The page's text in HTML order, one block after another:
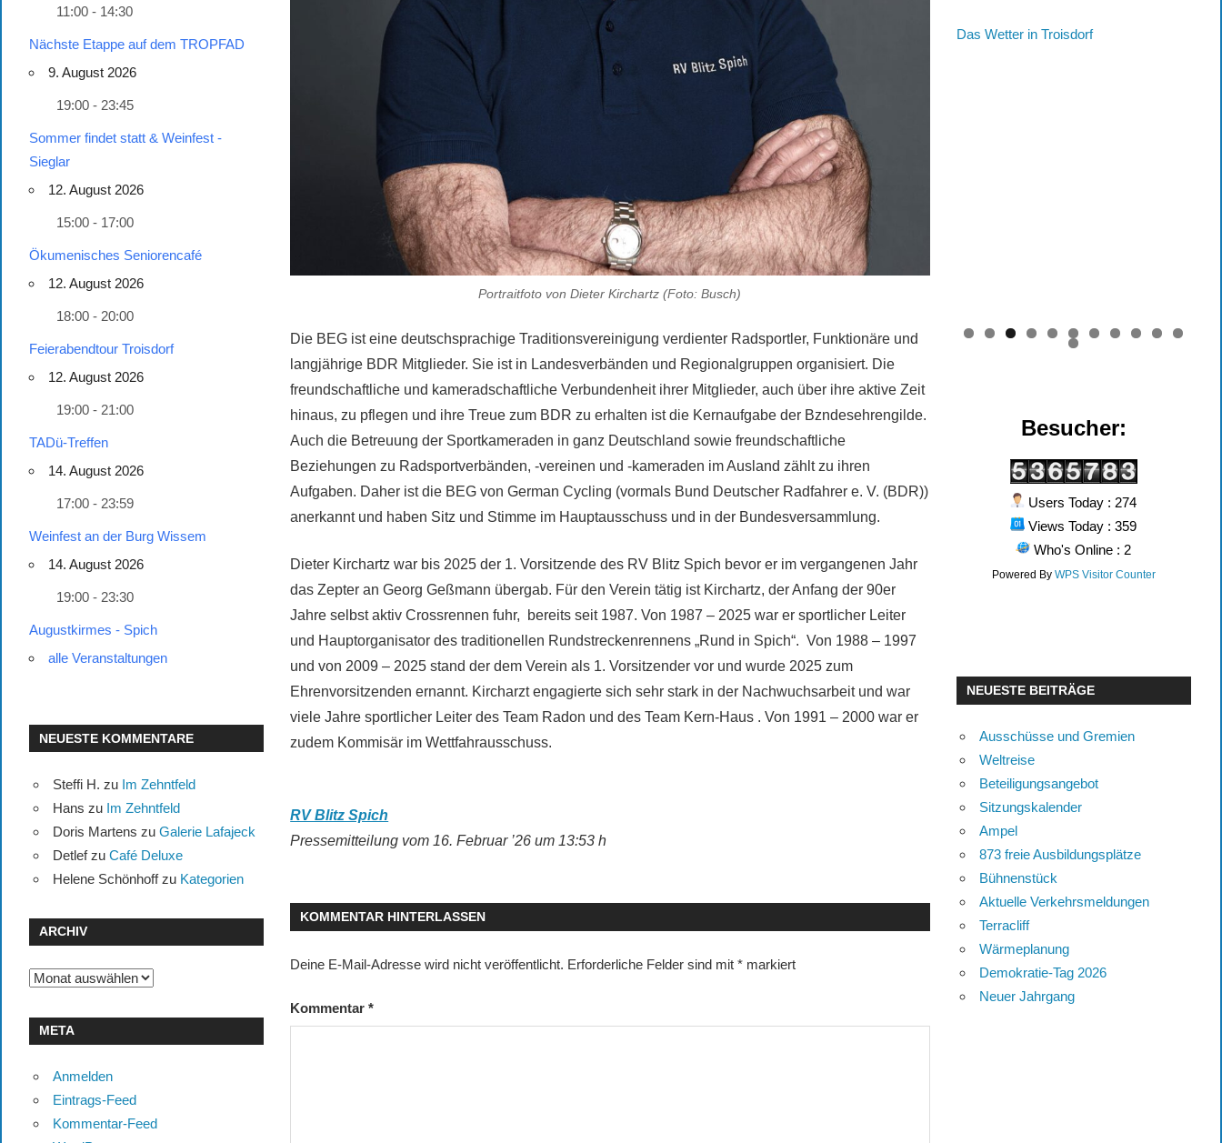
Portraitfoto von Dieter Kirchartz (Foto: Busch)
Die BEG ist eine deutschsprachige Traditionsvereinigung verdienter Radsportler, Funktionäre und
langjährige BDR Mitglieder. Sie ist in Landesverbänden und Regionalgruppen organisiert. Die
freundschaftliche und kameradschaftliche Verbundenheit ihrer Mitglieder, auch über ihre aktive Zeit
hinaus, zu pflegen und ihre Treue zum BDR zu erhalten ist die Kernaufgabe der Bzndesehrengilde.
Auch die Betreuung der Sportkameraden in ganz Deutschland sowie freundschaftliche
Beziehungen zu Radsportverbänden, -vereinen und -kameraden im Ausland zählt zu ihren
Aufgaben. Daher ist die BEG von German Cycling (vormals Bund Deutscher Radfahrer e. V. (BDR))
anerkannt und haben Sitz und Stimme im Hauptausschuss und in der Bundesversammlung.
Dieter Kirchartz war bis 2025 der 1. Vorsitzende des RV Blitz Spich bevor er im vergangenen Jahr
das Zepter an Georg Geßmann übergab. Für den Verein tätig ist Kirchartz, der Anfang der 90er
Jahre selbst aktiv Crossrennen fuhr, bereits seit 1987. Von 1987 – 2025 war er sportlicher Leiter
und Hauptorganisator des traditionellen Rundstreckenrennens „Rund in Spich“. Von 1988 – 1997
und von 2009 – 2025 stand der dem Verein als 1. Vorsitzender vor und wurde 2025 zum
Ehrenvorsitzenden ernannt. Kircharzt engagierte sich sehr stark in der Nachwuchsarbeit und war
viele Jahre sportlicher Leiter des Team Radon und des Team Kern-Haus . Von 1991 – 2000 war er
zudem Kommisär im Wettfahrausschuss.
RV Blitz Spich
Pressemitteilung vom 16. Februar ’26 um 13:53 h
KOMMENTAR HINTERLASSEN
Deine E-Mail-Adresse wird nicht veröffentlicht. Erforderliche Felder sind mit* markiert
Kommentar*
11:00 - 14:30
Nächste Etappe auf dem TROPFAD
9. August 2026
19:00 - 23:45
Sommer findet statt & Weinfest -
Sieglar
12. August 2026
15:00 - 17:00
Ökumenisches Seniorencafé
12. August 2026
18:00 - 20:00
Feierabendtour Troisdorf
12. August 2026
19:00 - 21:00
TADü-Treffen
14. August 2026
17:00 - 23:59
Weinfest an der Burg Wissem
14. August 2026
19:00 - 23:30
Augustkirmes - Spich
alle Veranstaltungen
NEUESTE KOMMENTARE
Steffi H. zu Im Zehntfeld
Hans zu Im Zehntfeld
Doris Martens zu Galerie Lafajeck
Detlefzu Café Deluxe
Helene Schönhoffzu Kategorien
ARCHIV
Archiv
META
Anmelden
Eintrags-Feed
Kommentar-Feed
Das Wetter in Troisdorf
0 1
2
Besucher:
Users Today : 274
Views Today : 359
Who's Online : 2
Powered By WPS Visitor Counter
NEUESTE BEITRÄGE
Ausschüsse und Gremien
Weltreise
Beteiligungsangebot
Sitzungskalender
Ampel
873 freie Ausbildungsplätze
Bühnenstück
Aktuelle Verkehrsmeldungen
Terracliff
Wärmeplanung
Demokratie-Tag 2026
Neuer Jahrgang